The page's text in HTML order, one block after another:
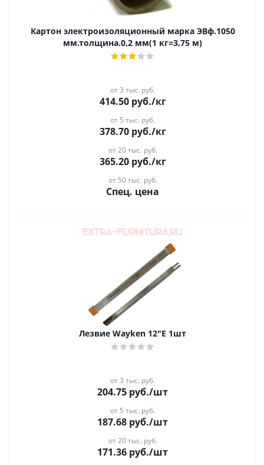
Картон электроизоляционный марка ЭВф.1050
мм.толщина.0,2 мм(1 кг=3,75 м)
от 3 тыс. руб.
414.50руб./кг
от 5 тыс. руб.
378.70руб./кг
от 20 тыс. руб.
365.20руб./кг
от 50 тыс. руб.
Спец. цена
Лезвие Wayken 12"Е 1шт
от 3 тыс. руб.
204.75 руб./шт
от 5 тыс. руб.
187.68 руб./шт
от 20 тыс. руб.
171.36 руб./шт